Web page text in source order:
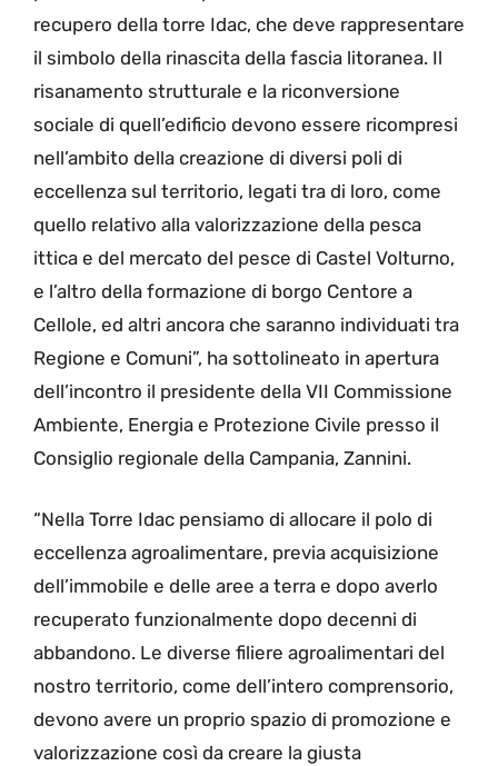
recupero della torre Idac, che deve rappresentare
il simbolo della rinascita della fascia litoranea. Il
risanamento strutturale e la riconversione
sociale di quell’edificio devono essere ricompresi
nell’ambito della creazione di diversi poli di
eccellenza sul territorio, legati tra di loro, come
quello relativo alla valorizzazione della pesca
ittica e del mercato del pesce di Castel Volturno,
e l’altro della formazione di borgo Centore a
Cellole, ed altri ancora che saranno individuati tra
Regione e Comuni”, ha sottolineato in apertura
dell’incontro il presidente della VII Commissione
Ambiente, Energia e Protezione Civile presso il
Consiglio regionale della Campania, Zannini.
“Nella Torre Idac pensiamo di allocare il polo di
eccellenza agroalimentare, previa acquisizione
dell’immobile e delle aree a terra e dopo averlo
recuperato funzionalmente dopo decenni di
abbandono. Le diverse filiere agroalimentari del
nostro territorio, come dell’intero comprensorio,
devono avere un proprio spazio di promozione e
valorizzazione così da creare la giusta